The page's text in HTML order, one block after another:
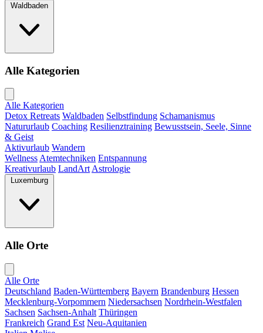
Waldbaden
Alle Kategorien
Alle Kategorien
Detox Retreats Waldbaden Selbstfindung Schamanismus
Natururlaub Coaching Resilienztraining Bewusstsein, Seele, Sinne
& Geist
Aktivurlaub Wandern
Wellness Atemtechniken Entspannung
Kreativurlaub LandArt Astrologie
Luxemburg
Alle Orte
Alle Orte
Deutschland Baden-Württemberg Bayern Brandenburg Hessen
Mecklenburg-Vorpommern Niedersachsen Nordrhein-Westfalen
Sachsen Sachsen-Anhalt Thüringen
Frankreich Grand Est Neu-Aquitanien